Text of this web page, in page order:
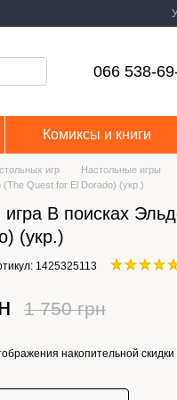
066 538-
Комиксы и книги
игр Настольные игры
Quest for El Dorado) (укр.)
игра В поисках
(укр.)
1425325113
1 750 грн
накопительной скидки